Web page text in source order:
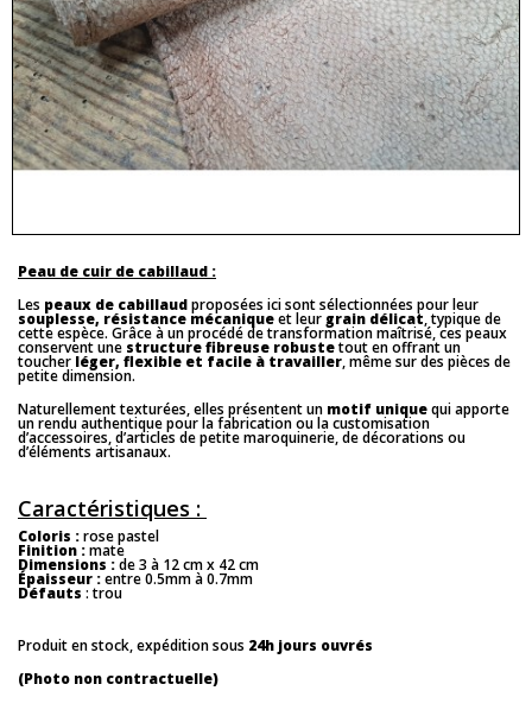
Peau de cuir de cabillaud :
Les peaux de cabillaudproposées ici sont sélectionnées pour leur
souplesse, résistance mécaniqueet leur grain délicat, typique de
cette espèce. Grâce à un procédé de transformation maîtrisé, ces peaux
conservent une structure fibreuse robustetout en offrant un
toucher léger, flexible et facile à travailler, même sur des pièces de
petite dimension.
Naturellement texturées, elles présentent un motif uniquequi apporte
un rendu authentique pour la fabrication ou la customisation
d’accessoires, d’articles de petite maroquinerie, de décorations ou
d’éléments artisanaux.
Caractéristiques :
Coloris :rose pastel
Finition :mate
Dimensions :de 3 à 12 cm x 42 cm
Épaisseur :entre 0.5mm à 0.7mm
Défauts : trou
Produit en stock, expédition sous 24h jours ouvrés
(Photo non contractuelle)